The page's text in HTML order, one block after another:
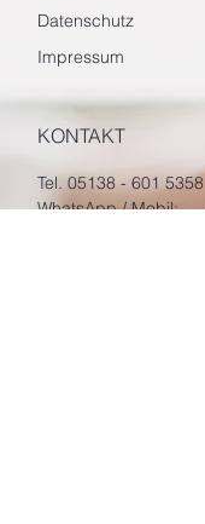
Datenschutz
Impressum
KONTAKT
Tel.05138 - 601 5358
WhatsApp / Mobil: